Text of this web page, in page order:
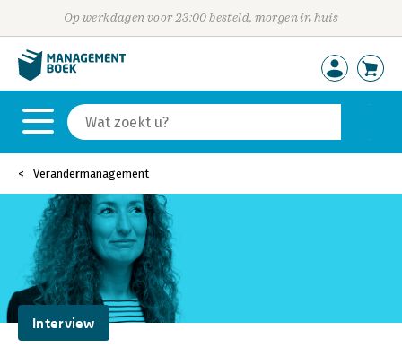
Op werkdagen voor 23:00 besteld, morgen in huis
Verandermanagement
Interview